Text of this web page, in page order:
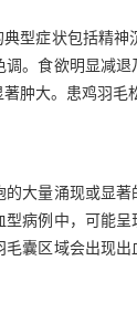
型症状包括精
。食欲明显减退
肿大。患鸡羽毛
大量涌现或显
病例中，可能
囊区域会出现